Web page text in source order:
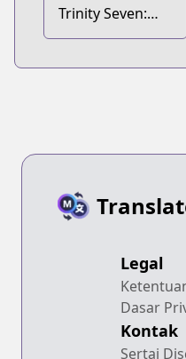
Trinity Seven:
Liese Chronicle
Legal
Dasar
Kontak
Sertai